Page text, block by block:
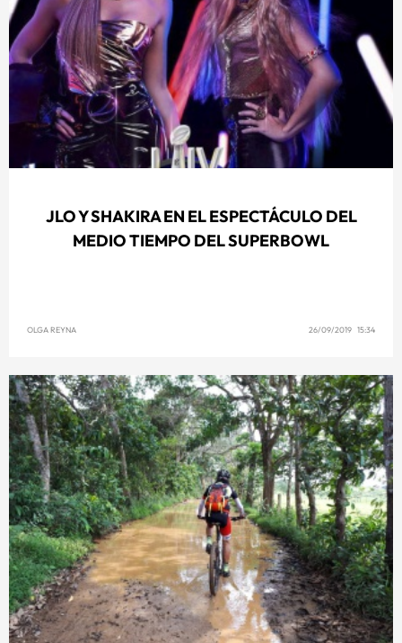
JLO Y SHAKIRA EN EL ESPECTÁCULO DEL
MEDIO TIEMPO DEL SUPERBOWL
OLGA REYNA 26/09/2019 15:34